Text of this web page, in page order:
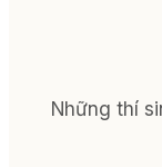
Những thí